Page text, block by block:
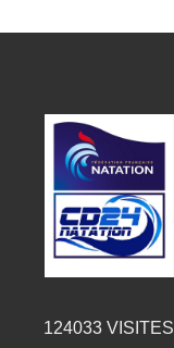
124033 VISITES